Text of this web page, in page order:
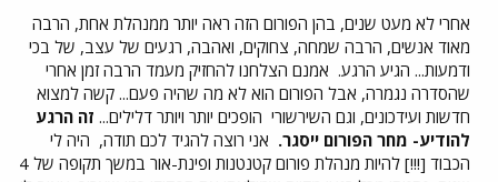
אחרי לא מעט שנים, בהן הפורום הזה ראה יותר ממנהלת אחת, הרבה
מאוד אנשים, הרבה שמחה, צחוקים, ואהבה, רגעים של עצב, של בכי
ודמעות... הגיע הרגע. אמנם הצלחנו להחזיק מעמד הרבה זמן אחרי
שהסדרה נגמרה, אבל הפורום הוא לא מה שהיה פעם... קשה למצוא
חדשות ועידכונים, וגם השירשורי הופכים יותר ויותר דלילים... זה הרגע
להודיע- מחר הפורום ייסגר. אני רוצה להגיד לכם תודה, היה לי
הכבוד [!!!] להיות מנהלת פורום קטנטנות ופינת-אור במשך תקופה של 4